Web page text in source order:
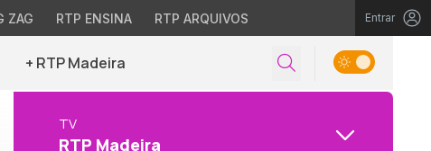
ZAG RTP ENSINA RTP ARQUIVOS Entrar
+ RTP Madeira
TV
RTP Madeira